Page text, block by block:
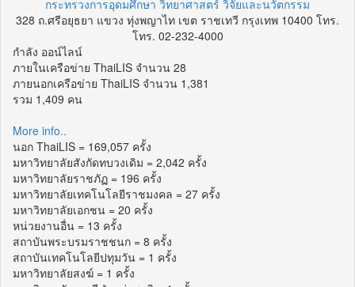
กระทรวงการอุดมศึกษา วิทยาศาสตร์ วิจัยและนวัตกรรม
328 ถ.ศรีอยุธยา แขวง ทุ่งพญาไท เขต ราชเทวี กรุงเทพ 10400 โทร.
โทร. 02-232-4000
กำลัง ออน์ไลน์
ภายในเครือข่าย ThaiLIS จำนวน 28
ภายนอกเครือข่าย ThaiLIS จำนวน 1,381
รวม 1,409 คน
More info..
นอก ThaiLIS = 169,057 ครั้ง
มหาวิทยาลัยสังกัดทบวงเดิม = 2,042 ครั้ง
มหาวิทยาลัยราชภัฏ = 196 ครั้ง
มหาวิทยาลัยเทคโนโลยีราชมงคล = 27 ครั้ง
มหาวิทยาลัยเอกชน = 20 ครั้ง
หน่วยงานอื่น = 13 ครั้ง
สถาบันพระบรมราชชนก = 8 ครั้ง
สถาบันเทคโนโลยีปทุมวัน = 1 ครั้ง
มหาวิทยาลัยสงฆ์ = 1 ครั้ง